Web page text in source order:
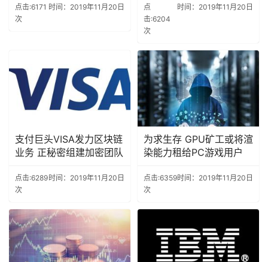
点击:6171
次
时间：2019年11月20日
点
击:6204
次
时间：2019年11月20日
支付巨头VISA发力区块链
业务 正秘密组建加密团队
点击:6289
次
时间：2019年11月20日
为求生存 GPU矿工或将渲
染能力租给PC游戏用户
点击:6359
次
时间：2019年11月20日